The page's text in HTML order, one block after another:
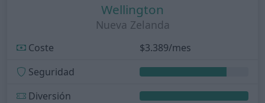
Wellington
Nueva Zelanda
Coste
$3.389/mes
Seguridad
Diversión